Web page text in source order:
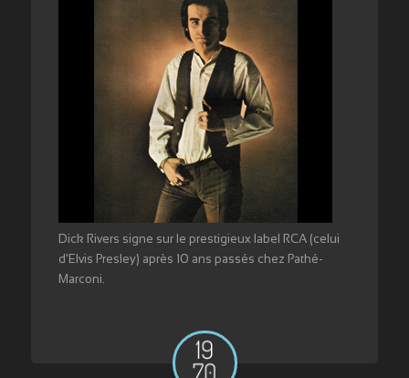
Dick Rivers signe sur le prestigieux label RCA (celui
d’Elvis Presley) après 10 ans passés chez Pathé-
Marconi.